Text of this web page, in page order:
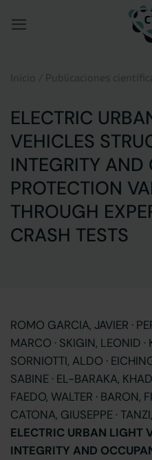
Inicio Publicaciones
ELECTRIC
VEHICLES
INTEGRITY AND
PROTECTION
THROUGH
CRASH TESTS
ROMO GARCIA, JAVIER ·
MARCO · SKIGIN, LEONID ·
SORNIOTTI, ALDO ·
SABINE · EL-BARAKA,
FAEDO, WALTER · BARON,
CATONA, GIUSEPPE ·
ELECTRIC URBAN LIGHT
INTEGRITY AND